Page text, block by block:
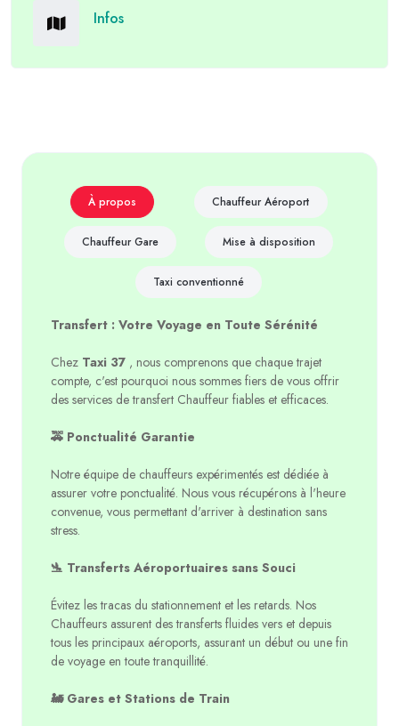
Infos
À propos Chauffeur Aéroport
Chauffeur Gare Mise à disposition
Taxi conventionné
Transfert : Votre Voyage en Toute Sérénité
Chez Taxi 37 , nous comprenons que chaque trajet
compte, c'est pourquoi nous sommes fiers de vous offrir
des services de transfert Chauffeur fiables et efficaces.
🚕 Ponctualité Garantie
Notre équipe de chauffeurs expérimentés est dédiée à
assurer votre ponctualité. Nous vous récupérons à l'heure
convenue, vous permettant d'arriver à destination sans
stress.
🛬 Transferts Aéroportuaires sans Souci
Évitez les tracas du stationnement et les retards. Nos
Chauffeurs assurent des transferts fluides vers et depuis
tous les principaux aéroports, assurant un début ou une fin
de voyage en toute tranquillité.
🚂 Gares et Stations de Train